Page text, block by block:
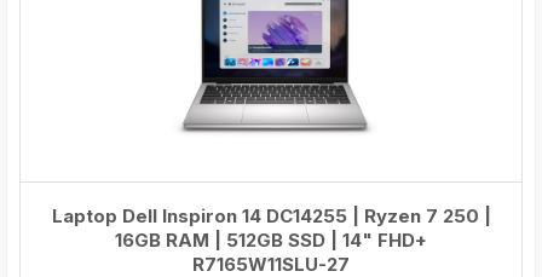
Laptop Dell Inspiron 14 DC14255 | Ryzen 7 250 |
16GB RAM | 512GB SSD | 14" FHD+
R7165W11SLU-27